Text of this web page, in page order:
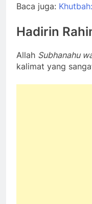
Baca juga:
Hadirin
Allah Subhanahu
kalimat yang